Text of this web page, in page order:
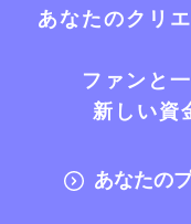
あなたのクリ
ファンと
新しい資
あなたの